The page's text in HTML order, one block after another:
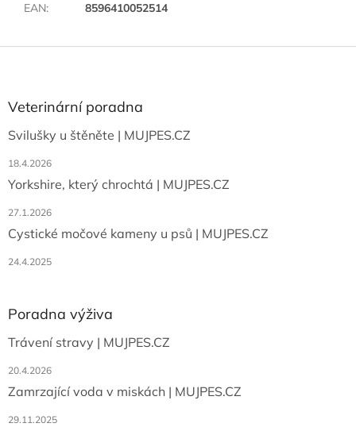
EAN: 8596410052514
aVeterinární poradna
Svilušky u štěněte | MUJPES.CZ
18.4.2026
Yorkshire, který chrochtá | MUJPES.CZ
27.1.2026
Cystické močové kameny u psů | MUJPES.CZ
24.4.2025
Poradna výživa
Trávení stravy | MUJPES.CZ
20.4.2026
Zamrzající voda v miskách | MUJPES.CZ
29.11.2025